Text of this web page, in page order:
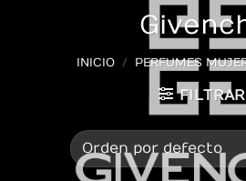
INICIO / PERFUMES
FILTRAR